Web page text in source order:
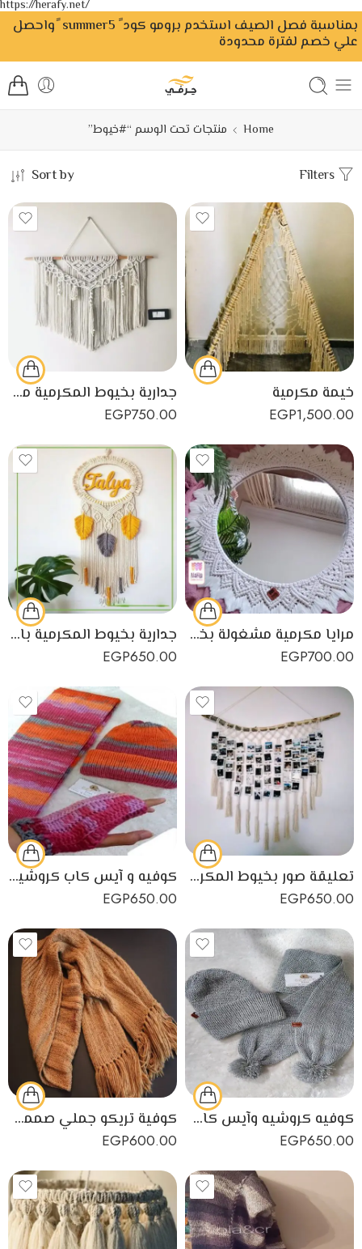
https://herafy.net/
بمناسبة فصل الصيف استخدم برومو كود ً summer5 ًواحصل
علي خصم لفترة محدودة
Home منتجات تحت الوسم “#خيوط”
Sort by
خيمة مكرمية
EGP1,500.00
جدارية بخيوط المكرمية مصنوعة يدويا
EGP750.00
مرايا مكرمية مشغولة بخيوط المكرومية الممتازة لديكور منزل راقي
EGP700.00
جدارية بخيوط المكرمية بالإسم
EGP650.00
تعليقة صور بخيوط المكرمية معلقة على فرع خشبي لديكور منزلك
EGP650.00
كوفيه و آيس كاب كروشيه بناتي أو حريمي
EGP650.00
كوفيه كروشيه وآيس كاب حريمي أو بناتي
EGP650.00
كوفية تريكو جملي صممت بخيوط تركية عالية الجودة
EGP600.00